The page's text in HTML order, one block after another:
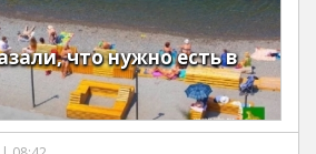
что нужно есть в